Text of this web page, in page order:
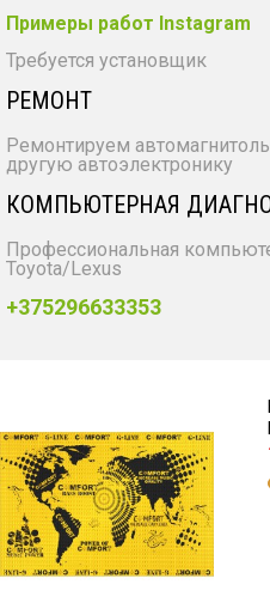
Примеры работ Instagram
Требуется установщик
РЕМОНТ
Ремонтируем
другую автоэлектронику
КОМПЬЮТЕРНАЯ
Профессиональная
Toyota/Lexus
+375296633353